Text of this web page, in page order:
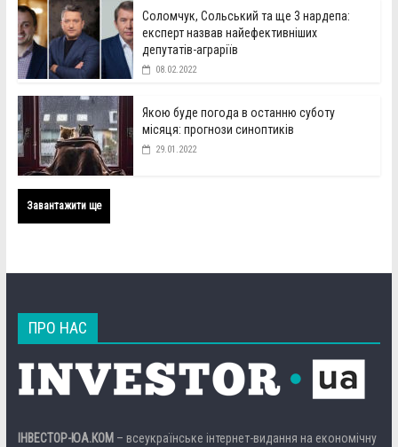
Соломчук, Сольський та ще 3 нардепа:
експерт назвав найефективніших
депутатів-аграріїв
08.02.2022
Якою буде погода в останню суботу
місяця: прогнози синоптиків
29.01.2022
Завантажити ще
ПРО НАС
ІНВЕСТОР-ЮА.КОМ – всеукраїнське інтернет-видання на економічну